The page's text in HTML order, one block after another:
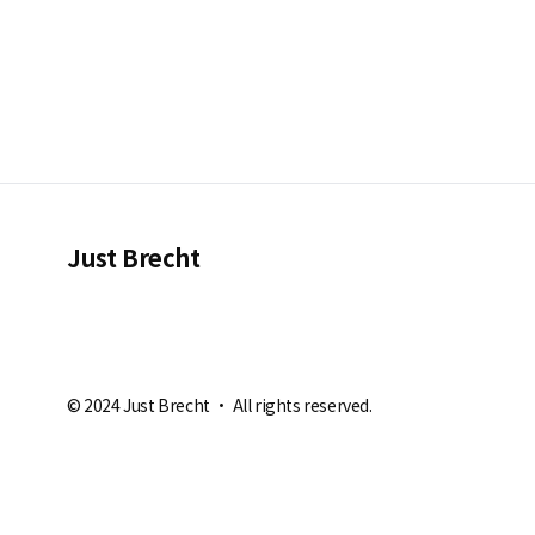
Just Brecht
© 2024 Just Brecht · All rights reserved.